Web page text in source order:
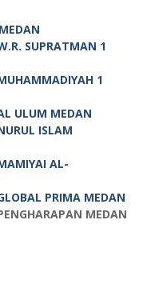
SUPRATMAN 1
1
ULUM MEDAN
ISLAM
AL-
PRIMA MEDAN
MEDAN